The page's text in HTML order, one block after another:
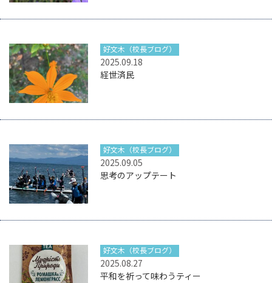
2025.09.18
好文木（校長ブログ）
経世済民
2025.09.05
好文木（校長ブログ）
思考のアップテート
2025.08.27
好文木（校長ブログ）
平和を祈って味わうティー